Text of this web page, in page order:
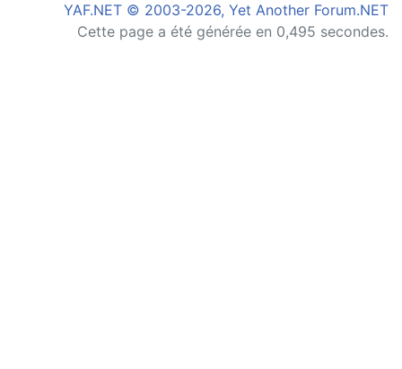
YAF.NET © 2003-2026, Yet Another Forum.NET
Cette page a été générée en 0,495 secondes.